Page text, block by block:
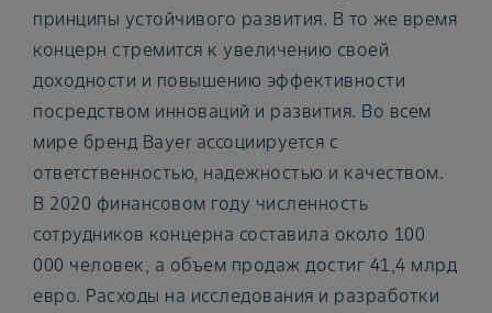
принципы устойчивого развития. В то же время
концерн стремится к увеличению своей
доходности и повышению эффективности
посредством инноваций и развития. Во всем
мире бренд Bayer ассоциируется с
ответственностью, надежностью и качеством.
В 2020 финансовом году численность
сотрудников концерна составила около 100
000 человек, а объем продаж достиг 41,4 млрд
евро. Расходы на исследования и разработки